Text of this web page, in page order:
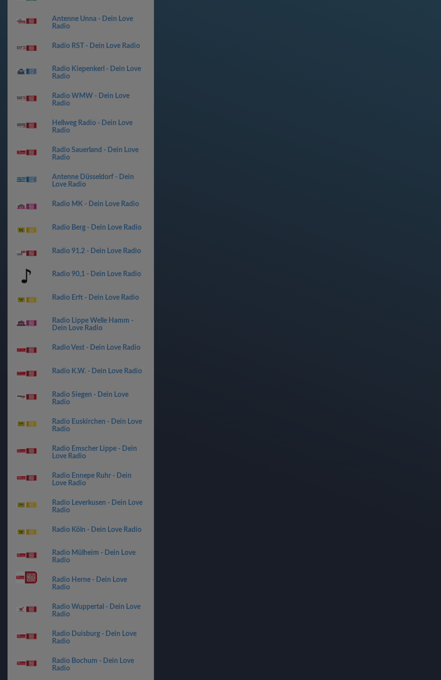
Antenne Unna - Dein Love
Radio
Radio RST - Dein Love Radio
Radio Kiepenkerl - Dein Love
Radio
Radio WMW - Dein Love
Radio
Hellweg Radio - Dein Love
Radio
Radio Sauerland - Dein Love
Radio
Antenne Düsseldorf - Dein
Love Radio
Radio MK - Dein Love Radio
Radio Berg - Dein Love Radio
Radio 91.2 - Dein Love Radio
Radio 90,1 - Dein Love Radio
Radio Erft - Dein Love Radio
Radio Lippe Welle Hamm -
Dein Love Radio
Radio Vest - Dein Love Radio
Radio K.W. - Dein Love Radio
Radio Siegen - Dein Love
Radio
Radio Euskirchen - Dein Love
Radio
Radio Emscher Lippe - Dein
Love Radio
Radio Ennepe Ruhr - Dein
Love Radio
Radio Leverkusen - Dein Love
Radio
Radio Köln - Dein Love Radio
Radio Mülheim - Dein Love
Radio
Radio Herne - Dein Love
Radio
Radio Wuppertal - Dein Love
Radio
Radio Duisburg - Dein Love
Radio
Radio Bochum - Dein Love
Radio